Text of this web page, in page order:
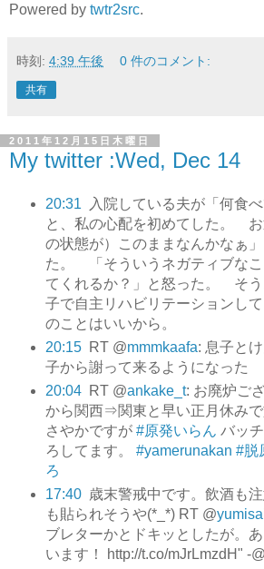
Powered by twtr2src.
時刻: 4:39 午後 0 件のコメント:
共有
2011年12月15日木曜日
My twitter :Wed, Dec 14
20:31
入院している夫が「何食べ
と、私の心配を初めてした。
の状態が）このままなんかなぁ
た。 「そういうネガティブな
てくれるか？」と怒った。 そう
子で自主リハビリテーションし
のことはいいから。
20:15
RT @mmmkaafa: 息子と
子から謝って来るようになった
20:04
RT @ankake_t: お廃炉ご
から関西⇒関東と早い正月休みで
さやかですが #原発いらん バッ
ろしてます。 #yamerunakan #脱
ろ
17:40 歳末警戒中です。飲酒も
も貼られそうや(*_*) RT @
ブレターかとドキッとしたが。
います！ http://t.co/mJrLmzdH" -@